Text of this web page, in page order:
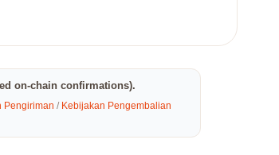
on-chain confirmations).
Pengiriman / Kebijakan Pengembalian